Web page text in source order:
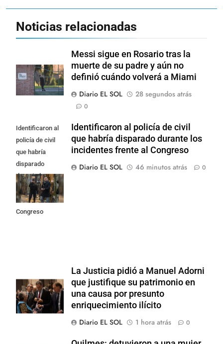
Noticias relacionadas
Messi sigue en Rosario tras la
muerte de su padre y aún no
definió cuándo volverá a Miami
Diario EL SOL
28 segundos atrás
0
Identificaron al
policía de civil
que habría
disparado
durante los
incidentes
frente al
Congreso
Identificaron al policía de civil
que habría disparado durante los
incidentes frente al Congreso
Diario EL SOL
46 minutos atrás 0
La Justicia pidió a Manuel Adorni
que justifique su patrimonio en
una causa por presunto
enriquecimiento ilícito
Diario EL SOL
1 hora atrás 0